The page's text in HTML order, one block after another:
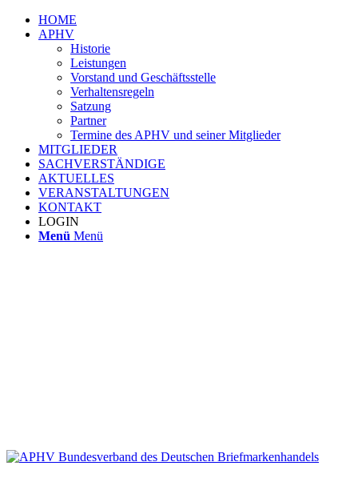
HOME
APHV
Historie
Leistungen
Vorstand und Geschäftsstelle
Verhaltensregeln
Satzung
Partner
Termine des APHV und seiner Mitglieder
MITGLIEDER
SACHVERSTÄNDIGE
AKTUELLES
VERANSTALTUNGEN
KONTAKT
LOGIN
Menü Menü